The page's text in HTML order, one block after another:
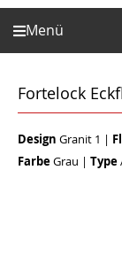
Menü
Fortelock
Design Granit 1 |
FarbeGrau | Type